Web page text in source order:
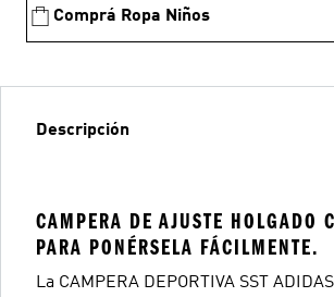
Comprá Ropa Niños
Descripción
CAMPERA DE AJUSTE HOLGADO
PARA PONÉRSELA FÁCILMENTE.
La CAMPERA DEPORTIVA SST